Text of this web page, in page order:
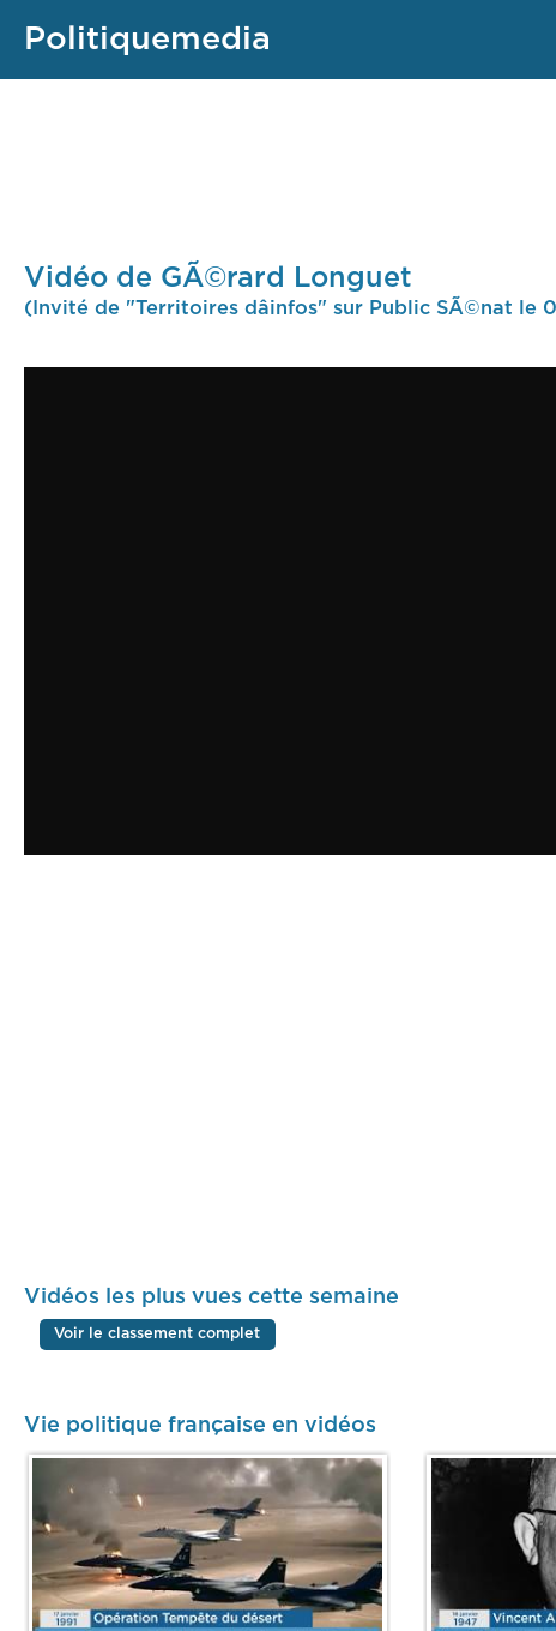
Politiquemedia
Vidéo de GÃ©rard Longuet
(Invité de "Territoires dâinfos" sur Public SÃ©nat le
Vidéos les plus vues cette semaine
Voir le classement complet
Vie politique française en vidéos